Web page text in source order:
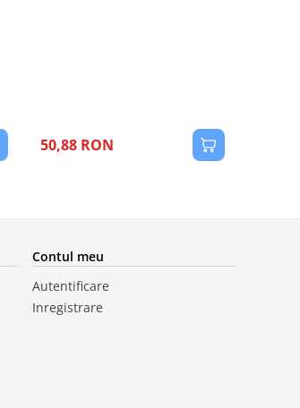
50,88 RON
Contul meu
Autentificare
Inregistrare